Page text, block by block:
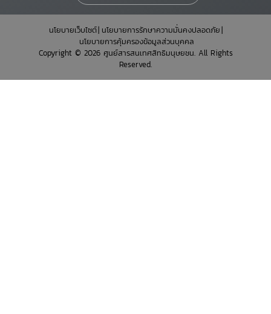
นโยบายเว็บไซต์ นโยบายการรักษาความมั่นคงปลอดภัย
นโยบายการคุ้มครองข้อมูลส่วนบุคคล
Copyright © 2026 ศูนย์สารสนเทศสิทธิมนุษยชน. All Rights
Reserved.